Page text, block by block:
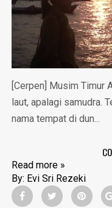
[Cerpen] Musim Timur
laut, apalagi samudra.
nama tempat di dun...
Read more »
By: Evi Sri Rezeki